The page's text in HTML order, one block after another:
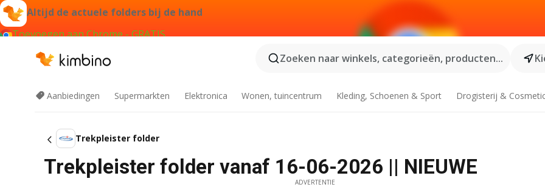
Altijd de actuele folders bij de hand
Toevoegen aan Chrome - GRATIS
Zoeken naar winkels, categorieën, producten...
Aanbiedingen Supermarkten Elektronica Wonen, tuincentrum Kleding, Schoenen & Sport Drogisterij &
Trekpleister folder
Trekpleister folder vanaf 16-06-2026 || NIEUWE
ADVERTENTIE